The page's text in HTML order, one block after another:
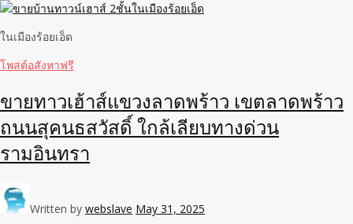
ในเมืองร้อยเอ็ด
โพสต์อสังหาฟรี
ขายทาวเฮ้าส์แขวงลาดพร้าว เขตลาดพร้าว
ถนนสุคนธสวัสดิ์ ใกล้เลียบทางด่วน
รามอินทรา
Written by webslave May 31, 2025